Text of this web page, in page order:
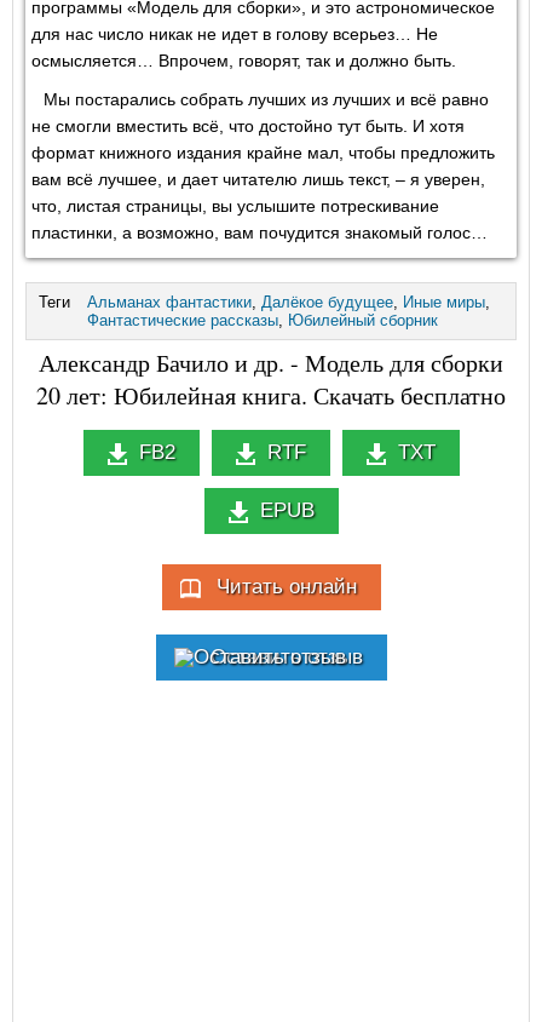
программы «Модель для сборки», и это астрономическое
для нас число никак не идет в голову всерьез… Не
осмысляется… Впрочем, говорят, так и должно быть.
Мы постарались собрать лучших из лучших и всё равно
не смогли вместить всё, что достойно тут быть. И хотя
формат книжного издания крайне мал, чтобы предложить
вам всё лучшее, и дает читателю лишь текст, – я уверен,
что, листая страницы, вы услышите потрескивание
пластинки, а возможно, вам почудится знакомый голос…
Теги Альманах фантастики, Далёкое будущее, Иные миры,
Фантастические рассказы, Юбилейный сборник
Александр Бачило и др. - Модель для сборки
20 лет: Юбилейная книга. Скачать бесплатно
FB2 RTF TXT
EPUB
Читать онлайн
Оставить отзыв